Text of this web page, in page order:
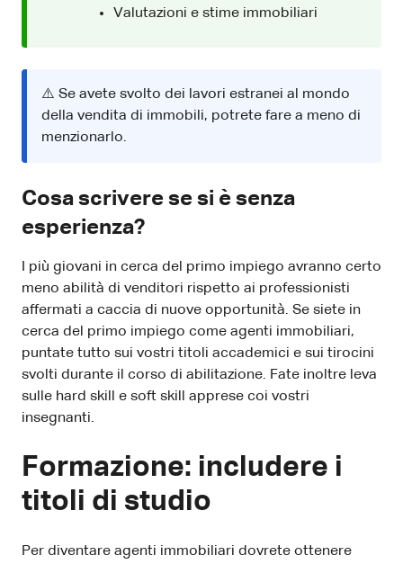
Valutazioni e stime immobiliari
⚠️ Se avete svolto dei lavori estranei al mondo
della vendita di immobili, potrete fare a meno di
menzionarlo.
Cosa scrivere se si è senza
esperienza?
I più giovani in cerca del primo impiego avranno certo
meno abilità di venditori rispetto ai professionisti
affermati a caccia di nuove opportunità. Se siete in
cerca del primo impiego come agenti immobiliari,
puntate tutto sui vostri titoli accademici e sui tirocini
svolti durante il corso di abilitazione. Fate inoltre leva
sulle hard skill e soft skill apprese coi vostri
insegnanti.
Formazione: includere i
titoli di studio
Per diventare agenti immobiliari dovrete ottenere